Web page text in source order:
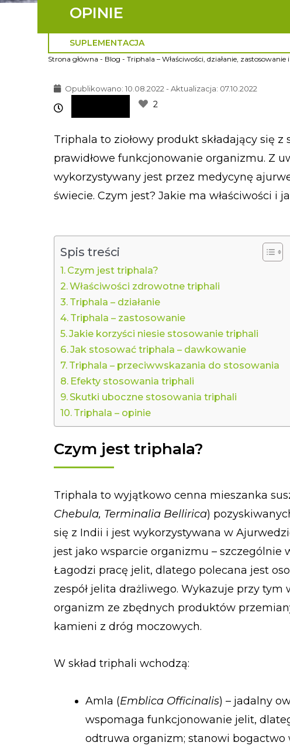
OPINIE
SUPLEMENTACJA
Strona główna - Blog - Triphala – Właściwości, działanie, zastosowanie
Opublikowano: 10.08.2022 - Aktualizacja: 07.10.2022
2
Triphala to ziołowy produkt składający się
prawidłowe funkcjonowanie organizmu. Z
wykorzystywany jest przez medycynę
świecie. Czym jest? Jakie ma właściwości i
Spis treści
Czym jest triphala?
Właściwości zdrowotne triphali
Triphala – działanie
Triphala – zastosowanie
Jakie korzyści niesie stosowanie triphali
Jak stosować triphala – dawkowanie
Triphala – przeciwwskazania do stosowania
Efekty stosowania triphali
Skutki uboczne stosowania triphali
Triphala – opinie
Czym jest triphala?
Triphala to wyjątkowo cenna mieszanka
Chebula, Terminalia Bellirica)
się z Indii i jest wykorzystywana w
jest jako wsparcie organizmu –
Łagodzi pracę jelit, dlatego polecana jest
zespół jelita drażliwego. Wykazuje przy
organizm ze zbędnych produktów
kamieni z dróg moczowych.
W skład triphali wchodzą:
Amla (Emblica Officinalis) – jadalny
wspomaga funkcjonowanie jelit,
odtruwa organizm; stanowi bogactwo